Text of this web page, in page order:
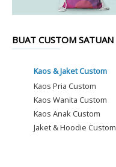
BUAT CUSTOM SATUAN
Kaos & Jaket Custom
Kaos Pria Custom
Kaos Wanita Custom
Kaos Anak Custom
Jaket & Hoodie Custom